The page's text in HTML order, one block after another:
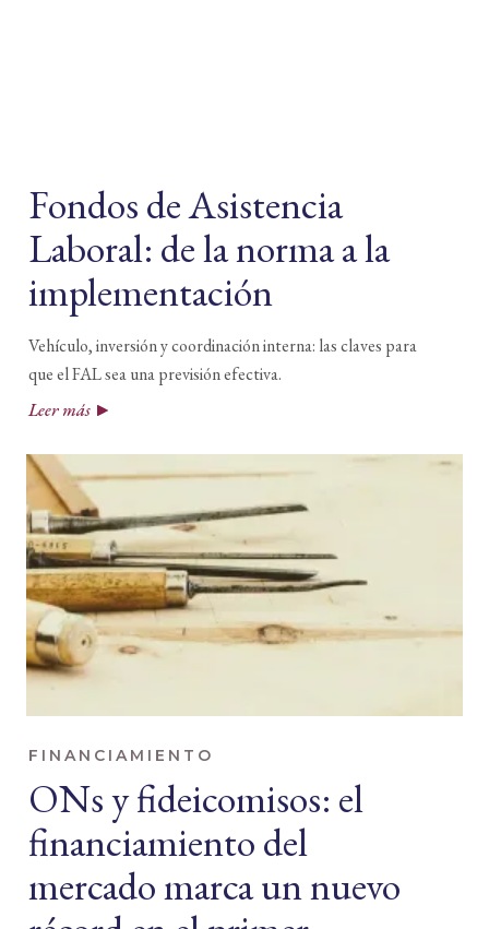
Fondos de Asistencia
Laboral: de la norma a la
implementación
Vehículo, inversión y coordinación interna: las claves para
que el FAL sea una previsión efectiva.
Leer más
FINANCIAMIENTO
ONs y fideicomisos: el
financiamiento del
mercado marca un nuevo